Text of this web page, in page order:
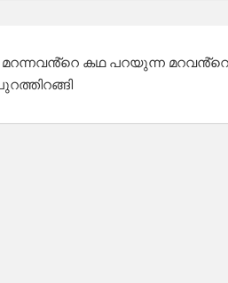
മറന്നവൻ്റെ കഥ പറയുന്ന മറവൻ്റെ